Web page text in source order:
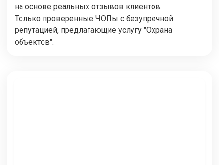
на основе реальных отзывов клиентов.
Только проверенные ЧОПы с безупречной
репутацией, предлагающие услугу "Охрана
объектов".